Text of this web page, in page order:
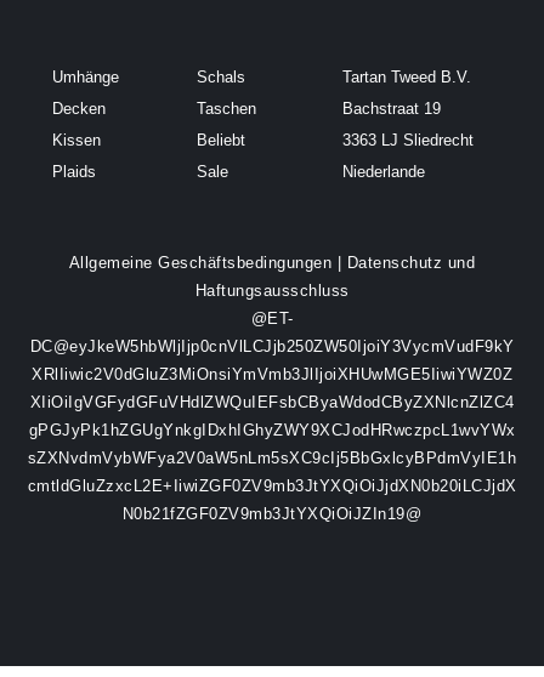
Umhänge
Decken
Kissen
Plaids
Schals
Taschen
Beliebt
Sale
Tartan Tweed B.V.
Bachstraat 19
3363 LJ Sliedrecht
Niederlande
Allgemeine Geschäftsbedingungen
Datenschutz und
Haftungsausschluss
@ET-
DC@eyJkeW5hbWljIjp0cnVlLCJjb250ZW50IjoiY3VycmVudF9kY
XRlIiwic2V0dGluZ3MiOnsiYmVmb3JlIjoiXHUwMGE5IiwiYWZ0Z
XIiOiIgVGFydGFuVHdlZWQuIEFsbCByaWdodCByZXNlcnZlZC4
gPGJyPk1hZGUgYnkgIDxhIGhyZWY9XCJodHRwczpcL1wvYWx
sZXNvdmVybWFya2V0aW5nLm5sXC9cIj5BbGxlcyBPdmVyIE1h
cmtldGluZzxcL2E+IiwiZGF0ZV9mb3JtYXQiOiJjdXN0b20iLCJjdX
N0b21fZGF0ZV9mb3JtYXQiOiJZIn19@